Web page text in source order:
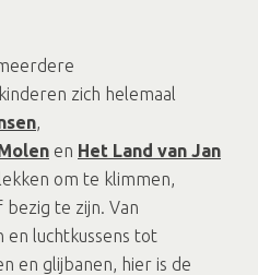
zich helemaal
,
en Het Land van Jan
om te klimmen,
te zijn. Van
en luchtkussens tot
en glijbanen, hier is de